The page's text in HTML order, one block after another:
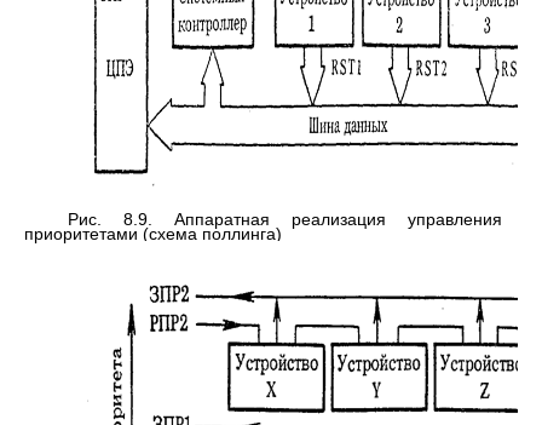
Рис. 8.9. Аппаратная реализация управления
приоритетами (схема поллинга)